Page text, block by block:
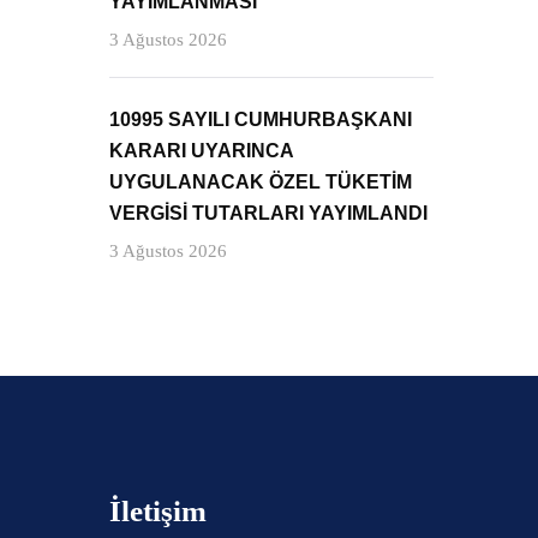
3 Ağustos 2026
10995 SAYILI CUMHURBAŞKANI
KARARI UYARINCA
UYGULANACAK ÖZEL TÜKETİM
VERGİSİ TUTARLARI YAYIMLANDI
3 Ağustos 2026
İletişim